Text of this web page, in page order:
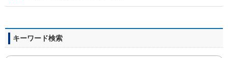
キーワード検索